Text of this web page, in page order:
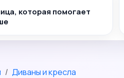
которая помогает
Диваны и кресла